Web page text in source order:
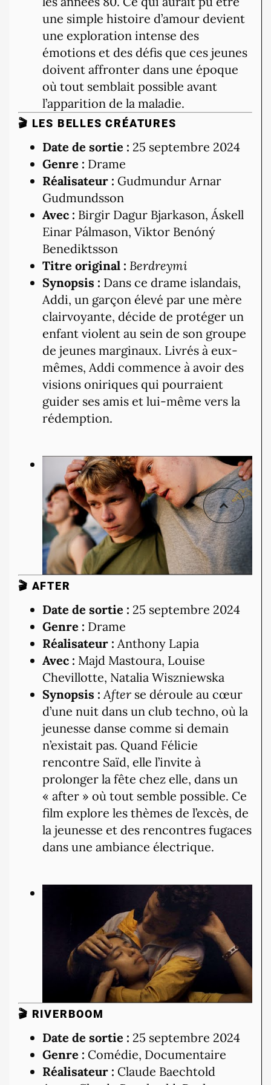
une simple histoire d’amour devient
une exploration intense des
émotions et des défis que ces jeunes
doivent affronter dans une époque
où tout semblait possible avant
l’apparition de la maladie.
🎬 LES BELLES CRÉATURES
Date de sortie : 25 septembre 2024
Genre : Drame
Réalisateur : Gudmundur Arnar
Gudmundsson
Avec : Birgir Dagur Bjarkason, Áskell
Einar Pálmason, Viktor Benóný
Benediktsson
Titre original : Berdreymi
Synopsis : Dans ce drame islandais,
Addi, un garçon élevé par une mère
clairvoyante, décide de protéger un
enfant violent au sein de son groupe
de jeunes marginaux. Livrés à eux-
mêmes, Addi commence à avoir des
visions oniriques qui pourraient
guider ses amis et lui-même vers la
rédemption.
🎬 AFTER
Date de sortie : 25 septembre 2024
Genre : Drame
Réalisateur : Anthony Lapia
Avec : Majd Mastoura, Louise
Chevillotte, Natalia Wiszniewska
Synopsis : After se déroule au cœur
d’une nuit dans un club techno, où la
jeunesse danse comme si demain
n’existait pas. Quand Félicie
rencontre Saïd, elle l’invite à
prolonger la fête chez elle, dans un
« after » où tout semble possible. Ce
film explore les thèmes de l’excès, de
la jeunesse et des rencontres fugaces
dans une ambiance électrique.
🎬 RIVERBOOM
Date de sortie : 25 septembre 2024
Genre : Comédie, Documentaire
Réalisateur : Claude Baechtold